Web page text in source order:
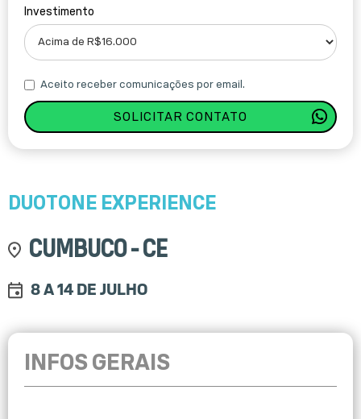
Investimento
Aceito receber comunicações por email.
DUOTONE EXPERIENCE
CUMBUCO - CE
8 A 14 DE JULHO
INFOS GERAIS